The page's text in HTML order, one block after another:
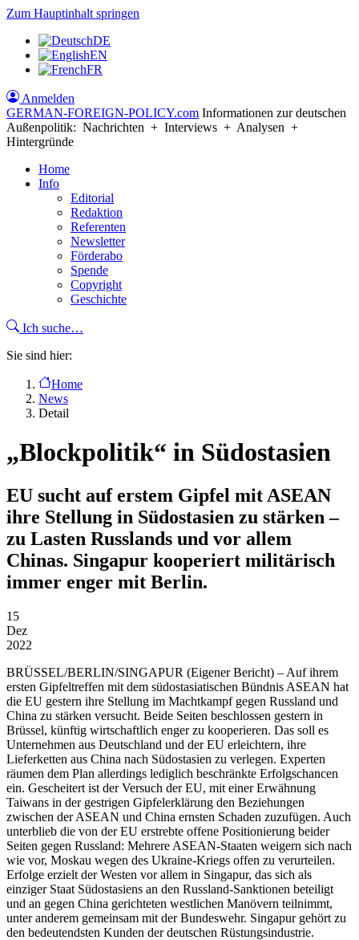
Zum Hauptinhalt springen
DE
EN
FR
Anmelden
GERMAN-FOREIGN-POLICY.com Informationen zur deutschen
Außenpolitik: Nachrichten + Interviews + Analysen +
Hintergründe
Home
Info
Editorial
Redaktion
Referenten
Newsletter
Förderabo
Spende
Copyright
Geschichte
Ich suche…
Sie sind hier:
Home
News
Detail
„Blockpolitik“ in Südostasien
EU sucht auf erstem Gipfel mit ASEAN
ihre Stellung in Südostasien zu stärken –
zu Lasten Russlands und vor allem
Chinas. Singapur kooperiert militärisch
immer enger mit Berlin.
15
Dez
2022
BRÜSSEL/BERLIN/SINGAPUR (Eigener Bericht) – Auf ihrem
ersten Gipfeltreffen mit dem südostasiatischen Bündnis ASEAN hat
die EU gestern ihre Stellung im Machtkampf gegen Russland und
China zu stärken versucht. Beide Seiten beschlossen gestern in
Brüssel, künftig wirtschaftlich enger zu kooperieren. Das soll es
Unternehmen aus Deutschland und der EU erleichtern, ihre
Lieferketten aus China nach Südostasien zu verlegen. Experten
räumen dem Plan allerdings lediglich beschränkte Erfolgschancen
ein. Gescheitert ist der Versuch der EU, mit einer Erwähnung
Taiwans in der gestrigen Gipfelerklärung den Beziehungen
zwischen der ASEAN und China ernsten Schaden zuzufügen. Auch
unterblieb die von der EU erstrebte offene Positionierung beider
Seiten gegen Russland: Mehrere ASEAN-Staaten weigern sich nach
wie vor, Moskau wegen des Ukraine-Kriegs offen zu verurteilen.
Erfolge erzielt der Westen vor allem in Singapur, das sich als
einziger Staat Südostasiens an den Russland-Sanktionen beteiligt
und an gegen China gerichteten westlichen Manövern teilnimmt,
unter anderem gemeinsam mit der Bundeswehr. Singapur gehört zu
den bedeutendsten Kunden der deutschen Rüstungsindustrie.